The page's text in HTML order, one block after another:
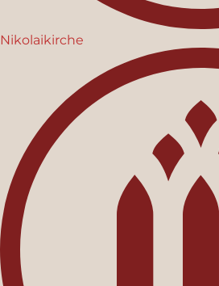
Nikolaikirche